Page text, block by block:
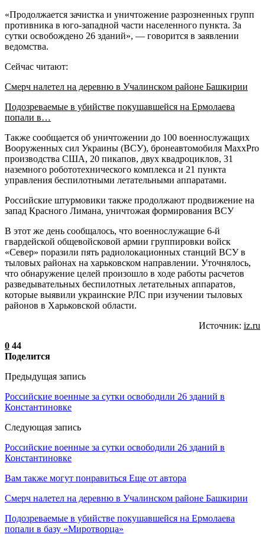
«Продолжается зачистка и уничтожение разрозненных групп
противника в юго-западной части населенного пункта. За
сутки освобождено 26 зданий», — говорится в заявлении
ведомства.
Сейчас читают:
Смерч налетел на деревню в Учалинском районе Башкирии
Подозреваемые в убийстве покушавшейся на Ермолаева
попали в…
Также сообщается об уничтожении до 100 военнослужащих
Вооруженных сил Украины (ВСУ), бронеавтомобиля MaxxPro
производства США, 20 пикапов, двух квадроциклов, 31
наземного робототехнического комплекса и 21 пункта
управления беспилотными летательными аппаратами.
Российские штурмовики также продолжают продвижение на
запад Красного Лимана, уничтожая формирования ВСУ
В этот же день сообщалось, что военнослужащие 6-й
гвардейской общевойсковой армии группировки войск
«Север» поразили пять радиолокационных станций ВСУ в
тыловых районах на харьковском направлении. Уточнялось,
что обнаружение целей произошло в ходе работы расчетов
разведывательных беспилотных летательных аппаратов,
которые выявили украинские РЛС при изучении тыловых
районов в Харьковской области.
Источник: iz.ru
0 44
Поделится
Предыдущая запись
Российские военные за сутки освободили 26 зданий в
Константиновке
Следующая запись
Российские военные за сутки освободили 26 зданий в
Константиновке
Вам также могут понравиться Еще от автора
Смерч налетел на деревню в Учалинском районе Башкирии
Подозреваемые в убийстве покушавшейся на Ермолаева
попали в базу «Миротворца»